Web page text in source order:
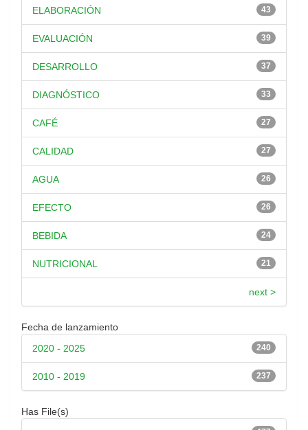
43
ELABORACIÓN
39
EVALUACIÓN
37
DESARROLLO
33
DIAGNÓSTICO
27
CAFÉ
27
CALIDAD
26
AGUA
26
EFECTO
24
BEBIDA
21
NUTRICIONAL
next >
Fecha de lanzamiento
240
2020 - 2025
237
2010 - 2019
Has File(s)